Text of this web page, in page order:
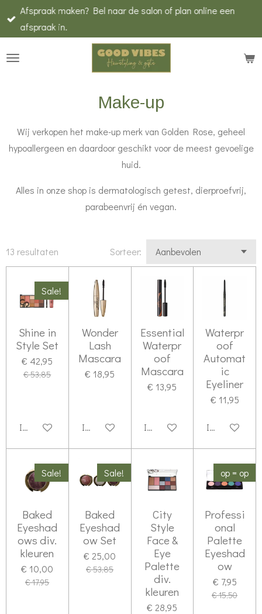
direct
de
Afspraak maken? Bel naar de salon of plan online een
afspraak in.
Make-up
Wij verkopen het make-up merk van Golden Rose, geheel
hypoallergeen en daardoor geschikt voor de meest gevoelige
huid.
Alles in onze shop is dermatologisch getest, dierproefvrij,
parabeenvrij én vegan.
13 resultaten Sorteer:
Sale!
Shine in
Style Set
€ 42,95
€ 53,85
In winkelwagen
Wonder
Lash
Mascara
€ 18,95
In winkelwagen
Essential
Waterpr
oof
Mascara
€ 13,95
In winkelwagen
Waterpr
oof
Automat
ic
Eyeliner
€ 11,95
In
Sale!
Baked
Eyeshad
ows div.
kleuren
€ 10,00
€ 17,95
Sale!
Baked
Eyeshad
ow Set
€ 25,00
€ 53,85
City
Style
Face &
Eye
Palette
div.
kleuren
€ 28,95
op = op
Professi
onal
Palette
Eyeshad
ow
€ 7,95
€ 15,50